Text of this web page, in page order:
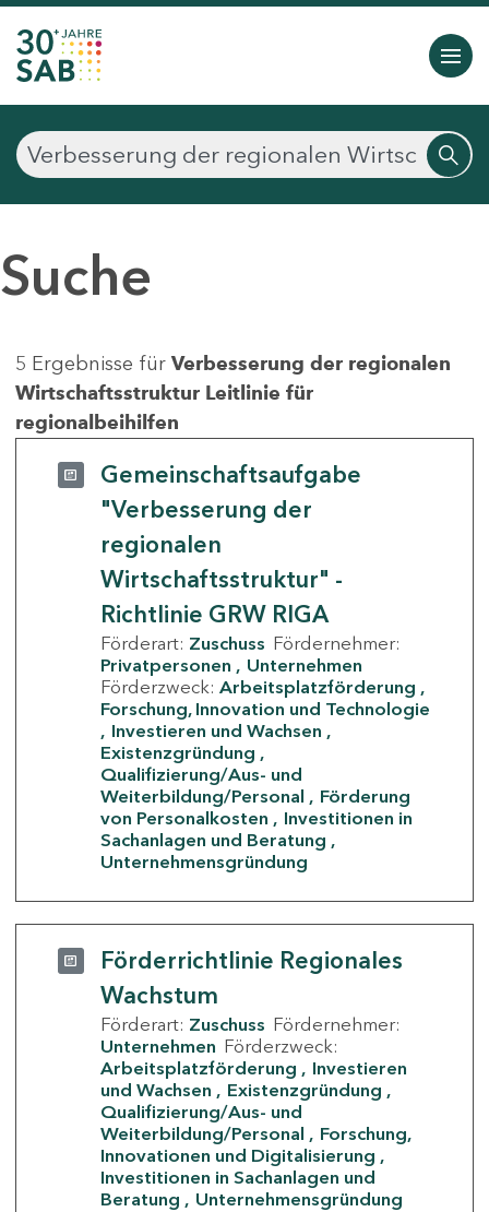
Suche
5 Ergebnisse für Verbesserung der regionalen
Wirtschaftsstruktur Leitlinie für
regionalbeihilfen
Gemeinschaftsaufgabe
"Verbesserung der
regionalen
Wirtschaftsstruktur" -
Richtlinie GRW RIGA
Förderart: Zuschuss Fördernehmer:
Privatpersonen
Unternehmen
Förderzweck: Arbeitsplatzförderung
Forschung, Innovation und Technologie
Investieren und Wachsen
Existenzgründung
Qualifizierung/Aus- und
Weiterbildung/Personal
Förderung
von Personalkosten
Investitionen in
Sachanlagen und Beratung
Unternehmensgründung
Förderrichtlinie Regionales
Wachstum
Förderart: Zuschuss Fördernehmer:
Unternehmen Förderzweck:
Arbeitsplatzförderung
Investieren
und Wachsen
Existenzgründung
Qualifizierung/Aus- und
Weiterbildung/Personal
Forschung,
Innovationen und Digitalisierung
Investitionen in Sachanlagen und
Beratung
Unternehmensgründung